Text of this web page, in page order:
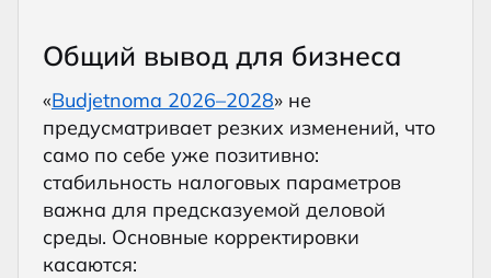
Общий вывод для бизнеса
«Budjetnoma 2026–2028» не
предусматривает резких изменений, что
само по себе уже позитивно:
стабильность налоговых параметров
важна для предсказуемой деловой
среды. Основные корректировки
касаются: